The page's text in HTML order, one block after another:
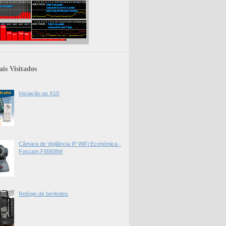
Visitados
Iniciação ao X10
Câmara de Vigilância IP WiFi Económica -
Foscam FI8908W
Relógio de berlindes